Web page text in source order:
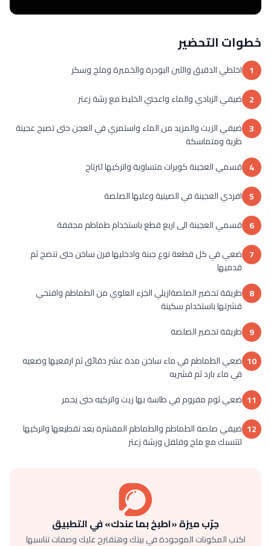
خطوات التحضير
1 اخلطي الدقيق واللبن البودرة والخميرة وملح وسكر
2 ضيفي الزبادي والماء واعجني الخليط مع رشة زعتر
3 ضيفي الزيت والمزيد من الماء واستمري في العجن حتى تصبح عجينة
طرية ومتماسكة
4 قسمي العجينة كويرات متساوية واتركيها لترتاح
5 افردي العجينة في الصينية وعليها الصلصة
6 قسمي العجينة الى اربع قطع باستخدام طماطم مجففة
7 ضعي في كل قطعة نوع جبنة وادخليها فرن ساخن حتى تنضج ثم
قدميها
8 طريقة تحضير الصلصةازيلي الجزء العلوي من الطماطم وافتحي
قشرتها باستخدام سكينة
9 طريقة تحضير الصلصة
10 ضعي الطماطم في ماء ساخن مدة عشر دقائق ثم ارفعيها وضعيه
في ماء بارد ثم قشريه
11 ضعي ثوم مفروم في طاسة بها زيت واتركيه حتى يحمر
12 ضيفي صلصة الطماطم والطماطم المقشرة بعد تقطيعها واتركيها
لتتسبك مع ملح وفلفل ورشة زعتر
جرّب ميزة «اطبخ بما عندك» في التطبيق
اكتب المكونات الموجودة في بيتك وهنقترح عليك وصفات تناسبها